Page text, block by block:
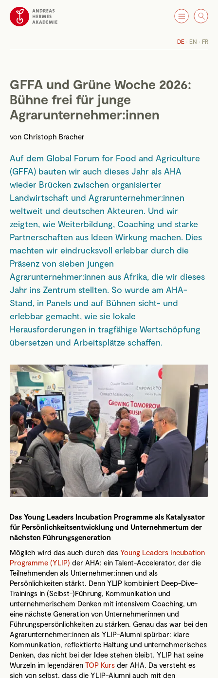
DE EN FR
GFFA und Grüne Woche 2026:
Bühne frei für junge
Agrarunternehmer:innen
von Christoph Bracher
Auf dem Global Forum for Food and Agriculture
(GFFA) bauten wir auch dieses Jahr als AHA
wieder Brücken zwischen organisierter
Landwirtschaft und Agrarunternehmer:innen
weltweit und deutschen Akteuren. Und wir
zeigten, wie Weiterbildung, Coaching und starke
Partnerschaften aus Ideen Wirkung machen. Dies
machten wir eindrucksvoll erlebbar durch die
Präsenz von sieben jungen
Agrarunternehmer:innen aus Afrika, die wir dieses
Jahr ins Zentrum stellten. So wurde am AHA-
Stand, in Panels und auf Bühnen sicht- und
erlebbar gemacht, wie sie lokale
Herausforderungen in tragfähige Wertschöpfung
übersetzen und Arbeitsplätze schaffen.
Das Young Leaders Incubation Programme als Katalysator
für Persönlichkeitsentwicklung und Unternehmertum der
nächsten Führungsgeneration
Möglich wird das auch durch das Young Leaders Incubation
Programme (YLIP) der AHA: ein Talent-Accelerator, der die
Teilnehmenden als Unternehmer:innen und als
Persönlichkeiten stärkt. Denn YLIP kombiniert Deep-Dive-
Trainings in (Selbst-)Führung, Kommunikation und
unternehmerischem Denken mit intensivem Coaching, um
eine nächste Generation von Unternehmerinnen und
Führungspersönlichkeiten zu stärken. Genau das war bei den
Agrarunternehmer:innen als YLIP-Alumni spürbar: klare
Kommunikation, reflektierte Haltung und unternehmerisches
Denken, das nicht bei der Idee stehen bleibt. YLIP hat seine
Wurzeln im legendären TOP Kurs der AHA. Da versteht es
sich von selbst, dass die YLIP-Alumni auch mit den